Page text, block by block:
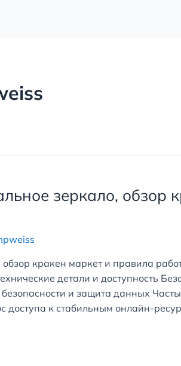
зеркало, обзор
кракен маркет и правила
детали и доступность
и защита данных
доступа к стабильным онлайн-